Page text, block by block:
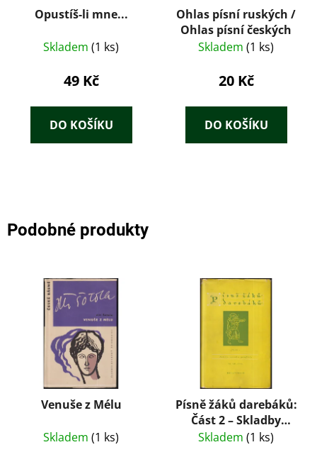
Opustíš-li mne...
Skladem (1 ks)
49 Kč
DO KOŠÍKU
Ohlas písní ruských /
Ohlas písní českých
Skladem (1 ks)
20 Kč
DO KOŠÍKU
Podobné produkty
Venuše z Mélu
Skladem (1 ks)
Písně žáků darebáků:
Část 2 – Skladby
satirické a
Skladem (1 ks)